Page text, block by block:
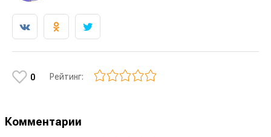
0 Рейтинг:
Комментарии